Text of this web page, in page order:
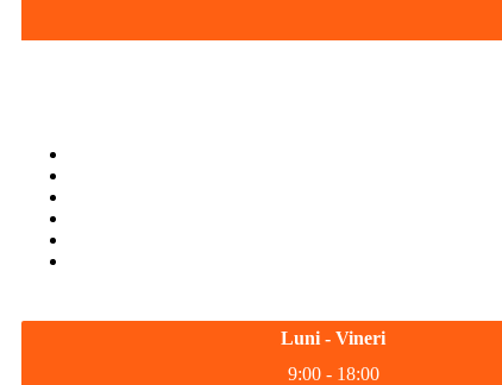
Luni - Vineri
9:00 - 18:00